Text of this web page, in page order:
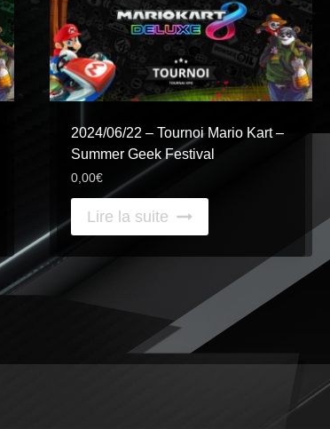
2024/06/22 – Tournoi Mario Kart –
Summer Geek Festival
0,00€
Lire la suite